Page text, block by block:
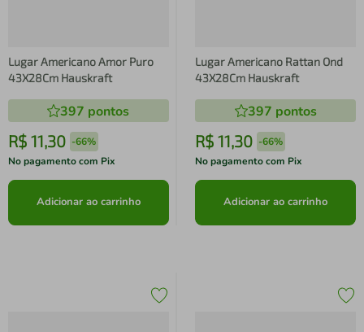
Lugar Americano Amor Puro
43X28Cm Hauskraft
397 pontos
R$ 11,30 -66%
No pagamento com Pix
Adicionar ao carrinho
Lugar Americano Rattan Ond
43X28Cm Hauskraft
397 pontos
R$ 11,30 -66%
No pagamento com Pix
Adicionar ao carrinho